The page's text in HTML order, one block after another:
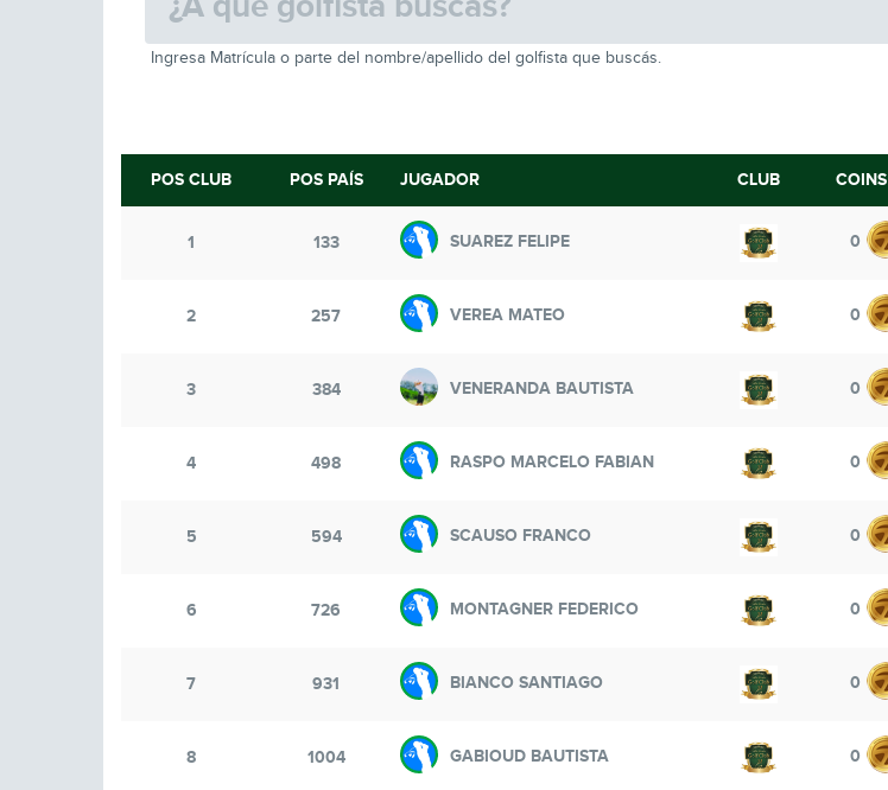
Ingresa Matrícula o parte del nombre/apellido del golfista que buscás.
POS CLUB POS PAÍS JUGADOR CLUB COINS
1 133 SUAREZ FELIPE 0
2 257 VEREA MATEO 0
3 384 VENERANDA BAUTISTA 0
4 498 RASPO MARCELO FABIAN 0
5 594 SCAUSO FRANCO 0
6 726 MONTAGNER FEDERICO 0
7 931 BIANCO SANTIAGO 0
8 1004 GABIOUD BAUTISTA 0